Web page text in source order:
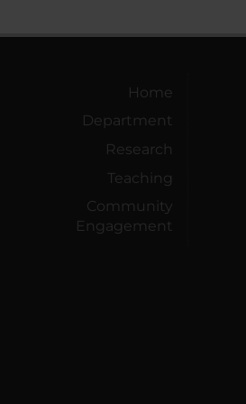
Home
Department
Research
Teaching
Community
Engagement